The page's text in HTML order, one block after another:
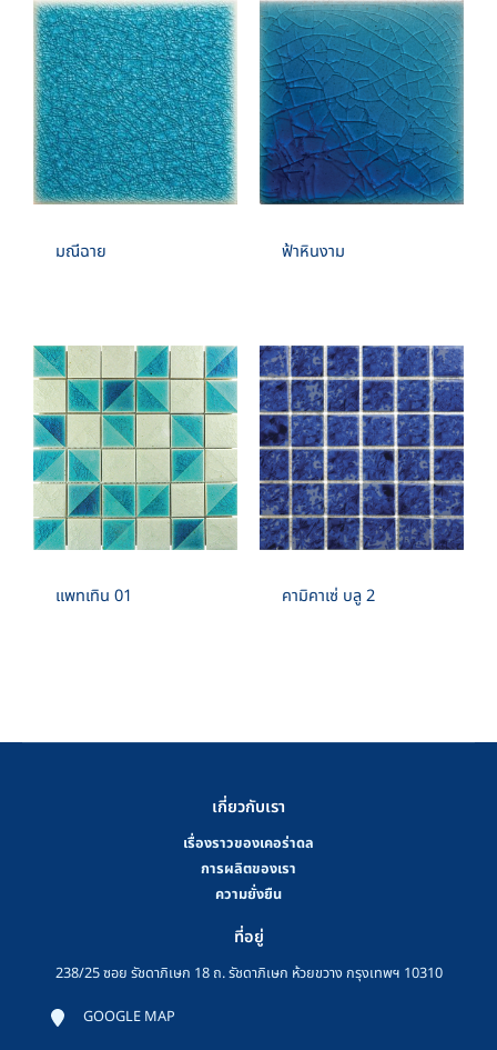
มณีฉาย ฟ้าหินงาม
แพทเทิน 01 คามิคาเซ่ บลู 2
เกี่ยวกับเรา
เรื่องราวของเคอร่าดล
การผลิตของเรา
ความยั่งยืน
ที่อยู่
238/25 ซอย รัชดาภิเษก 18 ถ. รัชดาภิเษก ห้วยขวาง กรุงเทพฯ 10310
GOOGLE MAP